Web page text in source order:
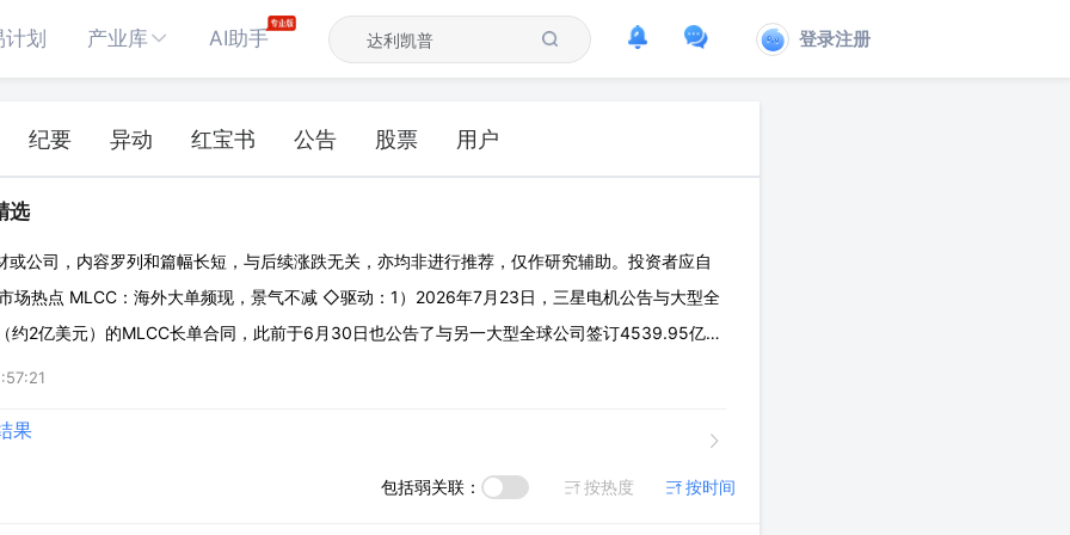
划 产业库 AI助手 登录注册
纪要 异动 红宝书 公告 股票 用户
选
或公司，内容罗列和篇幅长短，与后续涨跌无关，亦均非进行推荐，仅作研究辅助。投资者应自
场热点 MLCC：海外大单频现，景气不减 ◇驱动：1）2026年7月23日，三星电机公告与大型全
约2亿美元）的MLCC长单合同，此前于6月30日也公告了与另一大型全球公司签订4539.95亿韩
长单合同。 2）日本MLCC头部企业（村田、太诱、TDK等）的2026财年一季报和韩国三星电
果
包括弱关联： 按热度 按时间